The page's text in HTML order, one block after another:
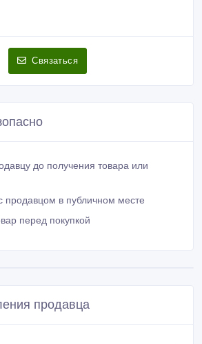
Связаться
до получения товара или
продавцом в публичном месте
перед покупкой
продавца